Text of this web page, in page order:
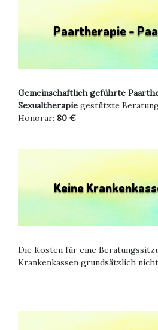
Paartherapie -
Gemeinschaftlich geführte
Sexualtherapie gestützte
Honorar: 80 €
Keine
Die Kosten für eine
Krankenkassen grundsätzlich